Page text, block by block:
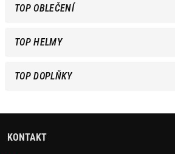
TOP OBLEČENÍ
TOP HELMY
TOP DOPLŇKY
KONTAKT